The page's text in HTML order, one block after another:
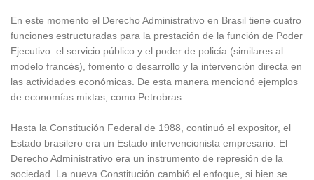
En este momento el Derecho Administrativo en Brasil tiene cuatro
funciones estructuradas para la prestación de la función de Poder
Ejecutivo: el servicio público y el poder de policía (similares al
modelo francés), fomento o desarrollo y la intervención directa en
las actividades económicas. De esta manera mencionó ejemplos
de economías mixtas, como Petrobras.
Hasta la Constitución Federal de 1988, continuó el expositor, el
Estado brasilero era un Estado intervencionista empresario. El
Derecho Administrativo era un instrumento de represión de la
sociedad. La nueva Constitución cambió el enfoque, si bien se